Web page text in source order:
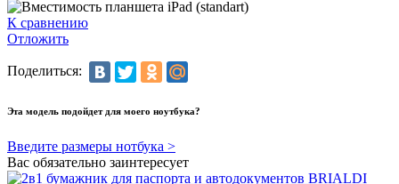
К сравнению
Отложить
Поделиться:
Эта модель подойдет для моего ноутбука?
Введите размеры нотбука >
Вас обязательно заинтересует